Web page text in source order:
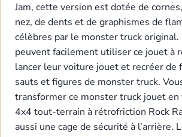
Jam, cette version est dotée de
nez, de dents et de graphismes de
célèbres par le monster truck original.
peuvent facilement utiliser ce jouet à
lancer leur voiture jouet et recréer de
sauts et figures de monster truck.
transformer ce monster truck jouet en
4x4 tout-terrain à rétrofriction Rock
aussi une cage de sécurité à l’arrière.